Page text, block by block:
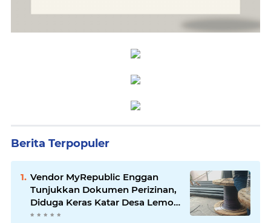
Berita Terpopuler
Vendor MyRepublic Enggan
Tunjukkan Dokumen Perizinan,
Diduga Keras Katar Desa Lemo
Disebut Handle Kordinasi